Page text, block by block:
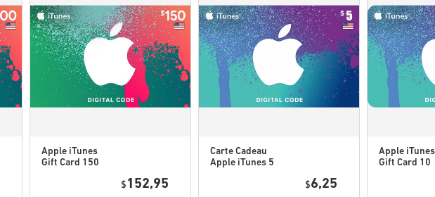
Regarde le guide rapide ci-
utilisant notre formulaire
Ces codes
originaux.
Ces codes n'ont pas de
Contenu téléchargeable
l'ordre pour jouer à cette
Il se peut que vous
Apple iTunes
Gift Card 150
$ 152,95
Carte Cadeau
Apple iTunes 5
$6,25
Apple iTunes
Gift Card 10